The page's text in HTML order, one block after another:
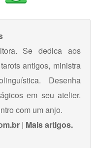
Se dedica aos
antigos, ministra
Desenha
em seu atelier.
com um anjo.
| Mais artigos.